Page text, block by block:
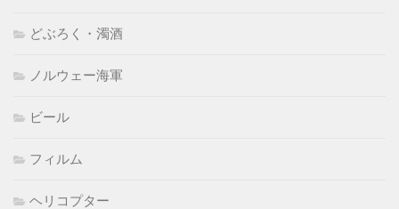
どぶろく・濁酒
ノルウェー海軍
ビール
フィルム
ヘリコプター